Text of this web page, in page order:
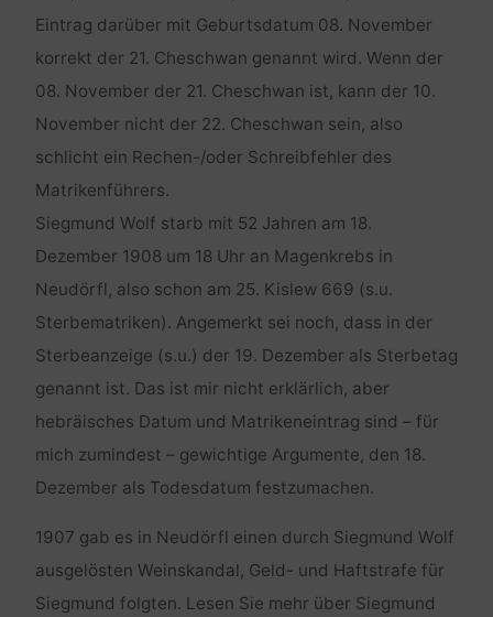
Eintrag darüber mit Geburtsdatum 08. November
korrekt der 21. Cheschwan genannt wird. Wenn der
08. November der 21. Cheschwan ist, kann der 10.
November nicht der 22. Cheschwan sein, also
schlicht ein Rechen-/oder Schreibfehler des
Matrikenführers.
Siegmund Wolf starb mit 52 Jahren am 18.
Dezember 1908 um 18 Uhr an Magenkrebs in
Neudörfl, also schon am 25. Kislew 669 (s.u.
Sterbematriken). Angemerkt sei noch, dass in der
Sterbeanzeige (s.u.) der 19. Dezember als Sterbetag
genannt ist. Das ist mir nicht erklärlich, aber
hebräisches Datum und Matrikeneintrag sind – für
mich zumindest – gewichtige Argumente, den 18.
Dezember als Todesdatum festzumachen.
1907 gab es in Neudörfl einen durch Siegmund Wolf
ausgelösten Weinskandal, Geld- und Haftstrafe für
Siegmund folgten. Lesen Sie mehr über Siegmund